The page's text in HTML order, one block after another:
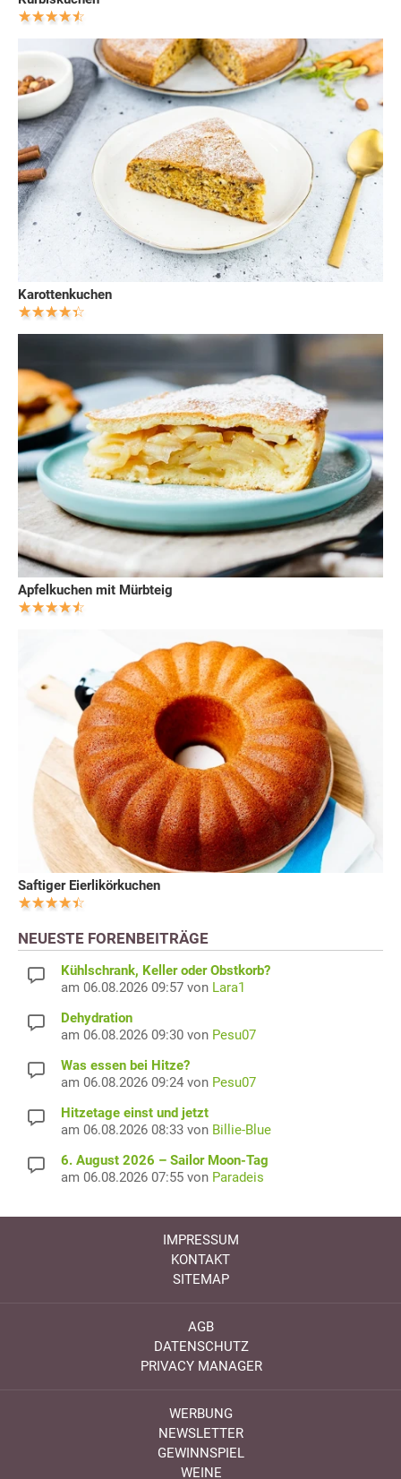
Karottenkuchen
Apfelkuchen mit Mürbteig
Saftiger Eierlikörkuchen
NEUESTE FORENBEITRÄGE
Kühlschrank, Keller oder Obstkorb?
am 06.08.2026 09:57 von Lara1
Dehydration
am 06.08.2026 09:30 von Pesu07
Was essen bei Hitze?
am 06.08.2026 09:24 von Pesu07
Hitzetage einst und jetzt
am 06.08.2026 08:33 von Billie-Blue
6. August 2026 – Sailor Moon-Tag
am 06.08.2026 07:55 von Paradeis
IMPRESSUM
KONTAKT
SITEMAP
AGB
DATENSCHUTZ
PRIVACY MANAGER
WERBUNG
NEWSLETTER
GEWINNSPIEL
WEINE